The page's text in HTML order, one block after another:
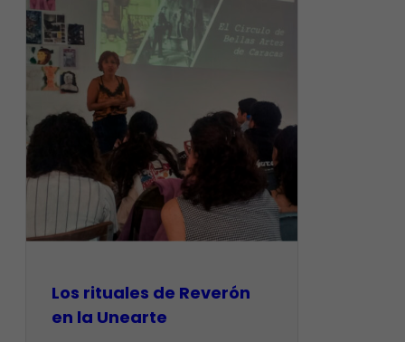
Los rituales de Reverón
en la Unearte